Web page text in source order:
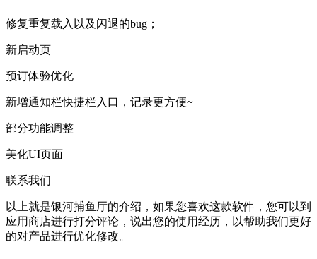
修复重复载入以及闪退的bug；
新启动页
预订体验优化
新增通知栏快捷栏入口，记录更方便~
部分功能调整
美化UI页面
联系我们
以上就是银河捕鱼厅的介绍，如果您喜欢这款软件，您可以到
应用商店进行打分评论，说出您的使用经历，以帮助我们更好
的对产品进行优化修改。